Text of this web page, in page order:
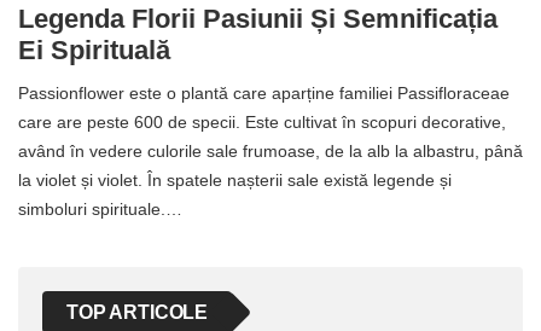
Legenda Florii Pasiunii Și Semnificația
Ei Spirituală
Passionflower este o plantă care aparține familiei Passifloraceae
care are peste 600 de specii. Este cultivat în scopuri decorative,
având în vedere culorile sale frumoase, de la alb la albastru, până
la violet și violet. În spatele nașterii sale există legende și
simboluri spirituale.…
TOP ARTICOLE